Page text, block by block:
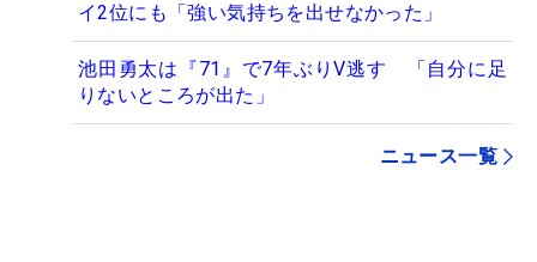
イ2位にも「強い気持ちを出せなかった」
池田勇太は『71』で7年ぶりV逃す 「自分に足
りないところが出た」
ニュース一覧